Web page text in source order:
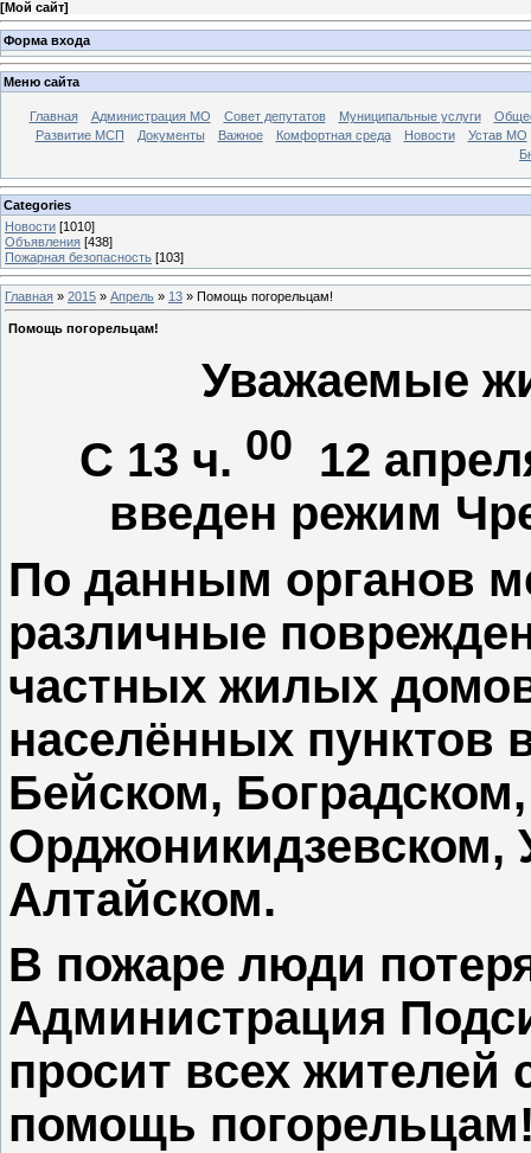
[Мой сайт]
Форма входа
Меню сайта
Главная Администрация МО Совет депутатов Муниципальные услуги
Развитие МСП
Документы Важное Комфортная среда Новости
Устав МО
Categories
Новости [1010]
Объявления [438]
Пожарная безопасность [103]
Главная » 2015 » Апрель » 13 » Помощь погорельцам!
Помощь погорельцам!
Уважаемые
С 13 ч. 00 12
введен режим
По данным органов
различные
частных жилых
населённых пунктов
Бейском,
Орджоникидзевском,
Алтайском.
В пожаре люди
Администрация
просит всех жителей
помощь